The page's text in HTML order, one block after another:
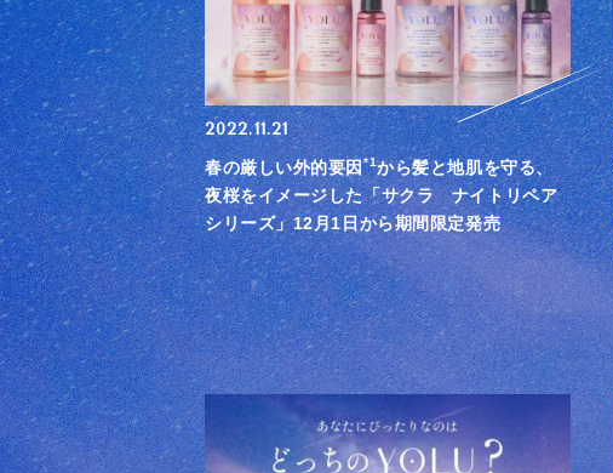
2022.11.21
春の厳しい外的要因*1から髪と地肌を守る、
夜桜をイメージした「サクラ ナイトリペア
シリーズ」12月1日から期間限定発売